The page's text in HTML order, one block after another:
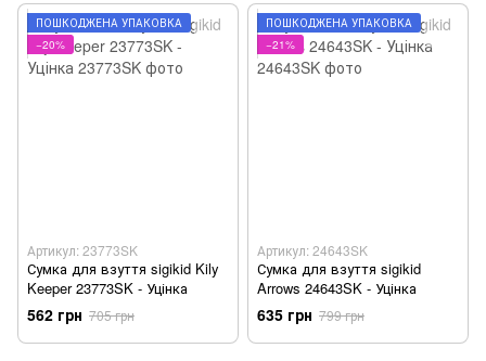
ПОШКОДЖЕНА УПАКОВКА
−20%
Артикул: 23773SK
Сумка для взуття sigikid Kily
Keeper 23773SK - Уцінка
562 грн 705 грн
ПОШКОДЖЕНА УПАКОВКА
−21%
Артикул: 24643SK
Сумка для взуття sigikid
Arrows 24643SK - Уцінка
635 грн 799 грн